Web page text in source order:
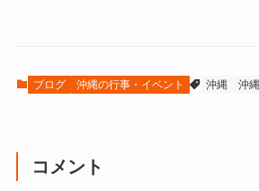
ブログ 沖縄の行事・イベント 沖縄 沖
コメント